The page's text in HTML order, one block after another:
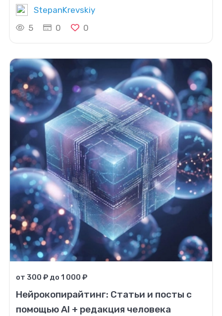
StepanKrevskiy
5
0 0
от 300 ₽ до 1 000 ₽
Нейрокопирайтинг: Статьи и посты с
помощью AI + редакция человека